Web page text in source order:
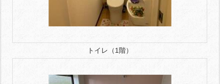
トイレ（1階）